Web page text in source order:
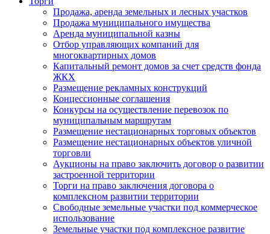
Продажа, аренда земельных и лесных участков
Продажа муниципального имущества
Аренда муниципальной казны
Отбор управляющих компаний для
многоквартирных домов
Капитальный ремонт домов за счет средств фонда
ЖКХ
Размещение рекламных конструкций
Концессионные соглашения
Конкурсы на осуществление перевозок по
муниципальным маршрутам
Размещение нестационарных торговых объектов
Размещение нестационарных объектов уличной
торговли
Аукционы на право заключить договор о развитии
застроенной территории
Торги на право заключения договора о
комплексном развитии территории
Свободные земельные участки под коммерческое
использование
Земельные участки под комплексное развитие